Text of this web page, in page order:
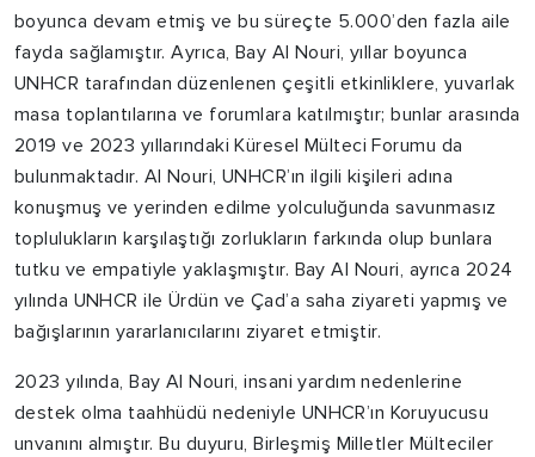
boyunca devam etmiş ve bu süreçte 5.000’den fazla aile
fayda sağlamıştır. Ayrıca, Bay Al Nouri, yıllar boyunca
UNHCR tarafından düzenlenen çeşitli etkinliklere, yuvarlak
masa toplantılarına ve forumlara katılmıştır; bunlar arasında
2019 ve 2023 yıllarındaki Küresel Mülteci Forumu da
bulunmaktadır. Al Nouri, UNHCR’ın ilgili kişileri adına
konuşmuş ve yerinden edilme yolculuğunda savunmasız
toplulukların karşılaştığı zorlukların farkında olup bunlara
tutku ve empatiyle yaklaşmıştır. Bay Al Nouri, ayrıca 2024
yılında UNHCR ile Ürdün ve Çad’a saha ziyareti yapmış ve
bağışlarının yararlanıcılarını ziyaret etmiştir.
2023 yılında, Bay Al Nouri, insani yardım nedenlerine
destek olma taahhüdü nedeniyle UNHCR’ın Koruyucusu
unvanını almıştır. Bu duyuru, Birleşmiş Milletler Mülteciler